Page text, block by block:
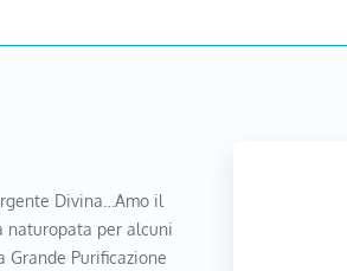
Divina…Amo il
per alcuni
Purificazione